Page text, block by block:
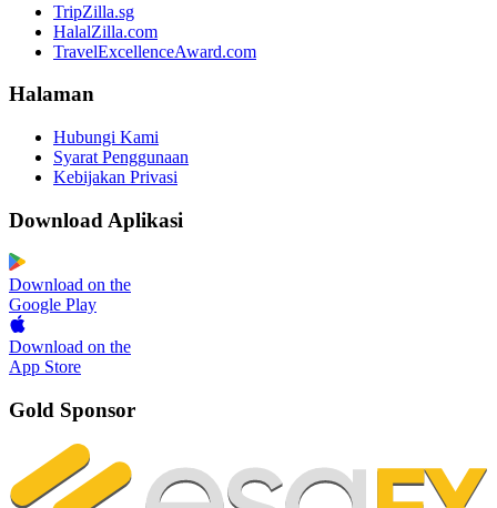
TripZilla.sg
HalalZilla.com
TravelExcellenceAward.com
Halaman
Hubungi Kami
Syarat Penggunaan
Kebijakan Privasi
Download Aplikasi
Download on the
Google Play
Download on the
App Store
Gold Sponsor